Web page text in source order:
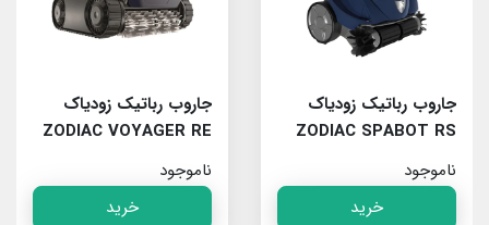
جاروب رباتیک زودیاک
ZODIAC SPABOT RS
0800
ناموجود
خرید
جاروب رباتیک زودیاک
ZODIAC VOYAGER RE
4400 IQ
ناموجود
خرید